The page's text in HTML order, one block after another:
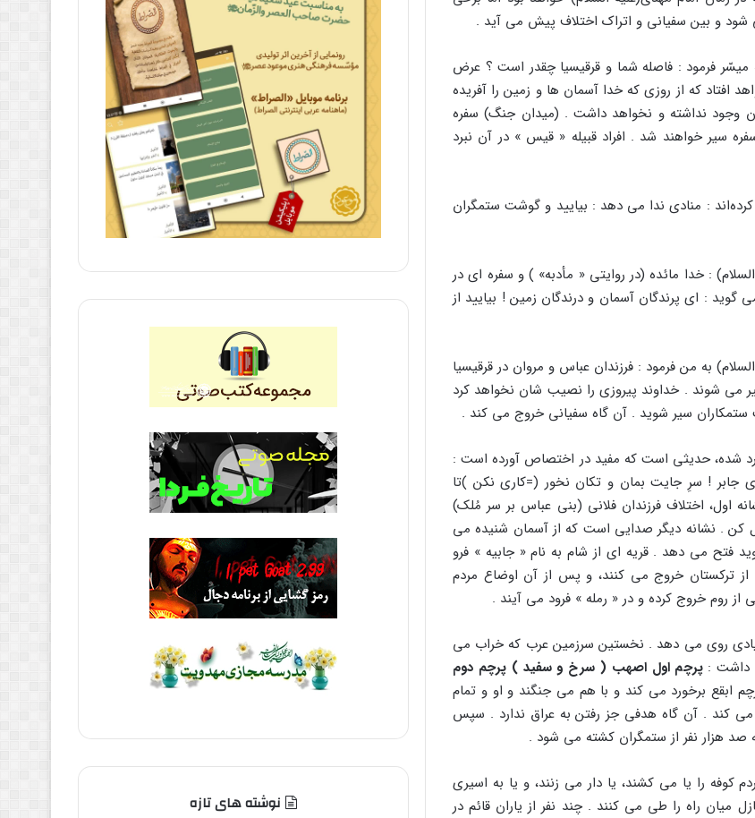
شود و بین سفیانى و اتراک اختلاف پیش مى آید .
به میسّر فرمود : فاصله شما و قرقیسیا چقدر است ؟ عرض
افتاد که از روزى که خدا آسمان ها و زمین را آفریده
وجود نداشته و نخواهد داشت . (میدان جنگ) سفره
سیر خواهند شد . افراد قبیله « قیس » در آن نبرد
: منادى ندا مى دهد : بیایید و گوشت ستمگران
: خدا مائده (در روایتى « مأدبه» ) و سفره اى در
: اى پرندگان آسمان و درندگان زمین ! بیایید از
به من فرمود : فرزندان عباس و مروان در قرقیسیا
مى شوند . خداوند پیروزى را نصیب شان نخواهد کرد
سیر شوید . آن گاه سفیانى خروج مى کند .
شده، حدیثى است که مفید در اختصاص آورده است :
جابر ! سرِ جایت بمان و تکان نخور (=کارى نکن )تا
اول، اختلاف فرزندان فلانى (بنى عباس بر سر مُلک)
کن . نشانه دیگر صدایى است که از آسمان شنیده مى
مى دهد . قریه اى از شام به نام « جابیه » فرو
خروج مى کنند، و پس از آن اوضاع مردم
روم خروج کرده و در « رمله » فرود مى آیند .
روى مى دهد . نخستین سرزمین عرب که خراب مى
داشت :پرچم اول اصهب ( سرخ و سفید ) پرچم دوم
ابقع برخورد مى کند و با هم مى جنگند و او و تمام
کند . آن گاه هدفى جز رفتن به عراق ندارد . سپس
صد هزار نفر از ستمگران کشته مى شود .
کوفه را یا مى کشند، یا دار مى زنند، و یا به اسیرى
میان راه را طى مى کنند . چند نفر از یاران قائم در
نوشته های تازه